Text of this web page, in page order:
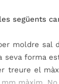
següents
moldre sal
forma
treure el